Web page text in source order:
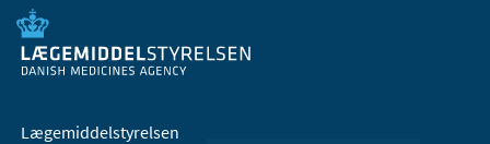
Lægemiddelstyrelsen